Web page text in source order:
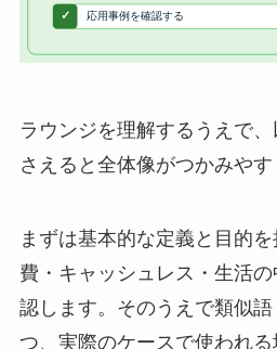
ラウンジを理解するうえで
さえると全体像がつかみやす
まずは基本的な定義と目的
費・キャッシュレス・生活
認します。そのうえで類似
つ、実際のケースで使われ